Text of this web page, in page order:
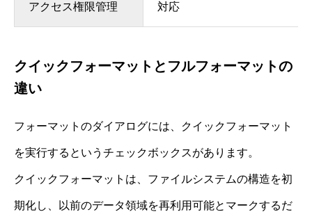
アクセス権限管理 対応
クイックフォーマットとフルフォーマットの
違い
フォーマットのダイアログには、クイックフォーマット
を実行するというチェックボックスがあります。
クイックフォーマットは、ファイルシステムの構造を初
期化し、以前のデータ領域を再利用可能とマークするだ